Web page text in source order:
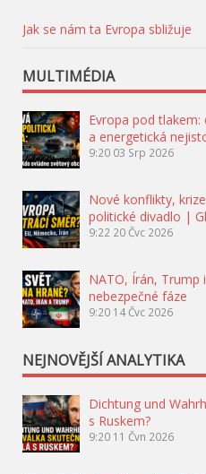
Jak se nám ta Evropa sbližuje
MULTIMÉDIA
Evropa pod
a energetická
9:20 03 Srp 2026
Nové konflikty,
politické divadlo |
9:22 20 Čvc 2026
NATO, Írán, Trump
nebezpečné fáze
9:20 14 Čvc 2026
NEJNOVĚJŠÍ ANALYTIKA
Dichtung und
s Ruskem?
9:20 11 Čvn 2026